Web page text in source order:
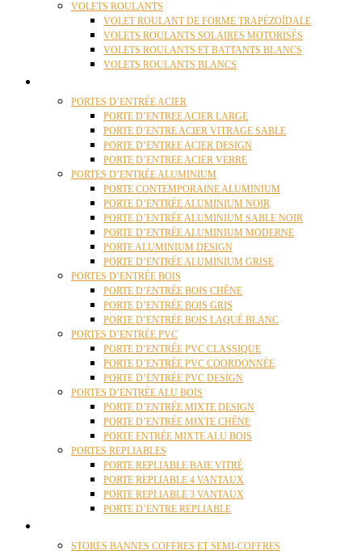
VOLETS ROULANTS
VOLET ROULANT DE FORME TRAPÉZOÏDALE
VOLETS ROULANTS SOLAIRES MOTORISÉS
VOLETS ROULANTS ET BATTANTS BLANCS
VOLETS ROULANTS BLANCS
PORTES D’ENTRÉE ACIER
PORTE D’ENTREE ACIER LARGE
PORTE D’ENTRE ACIER VITRAGE SABLE
PORTE D’ENTREE ACIER DESIGN
PORTE D’ENTREE ACIER VERRE
PORTES D’ENTRÉE ALUMINIUM
PORTE CONTEMPORAINE ALUMINIUM
PORTE D’ENTRÉE ALUMINIUM NOIR
PORTE D’ENTRÉE ALUMINIUM SABLE NOIR
PORTE D’ENTRÉE ALUMINIUM MODERNE
PORTE ALUMINIUM DESIGN
PORTE D’ENTRÉE ALUMINIUM GRISE
PORTES D’ENTRÉE BOIS
PORTE D’ENTRÉE BOIS CHÊNE
PORTE D’ENTRÉE BOIS GRIS
PORTE D’ENTRÉE BOIS LAQUÉ BLANC
PORTES D’ENTRÉE PVC
PORTE D’ENTRÉE PVC CLASSIQUE
PORTE D’ENTRÉE PVC COORDONNÉE
PORTE D’ENTRÉE PVC DESIGN
PORTES D’ENTRÉE ALU BOIS
PORTE D’ENTRÉE MIXTE DESIGN
PORTE D’ENTRÉE MIXTE CHÊNE
PORTE ENTRÉE MIXTE ALU BOIS
PORTES REPLIABLES
PORTE REPLIABLE BAIE VITRÉ
PORTE REPLIABLE 4 VANTAUX
PORTE REPLIABLE 3 VANTAUX
PORTE D’ENTRE REPLIABLE
STORES BANNES COFFRES ET SEMI-COFFRES